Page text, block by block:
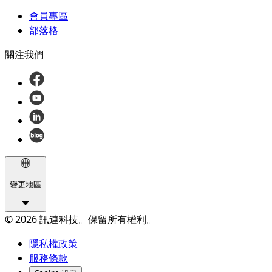
會員專區
部落格
關注我們
變更地區
© 2026 訊連科技。保留所有權利。
隱私權政策
服務條款